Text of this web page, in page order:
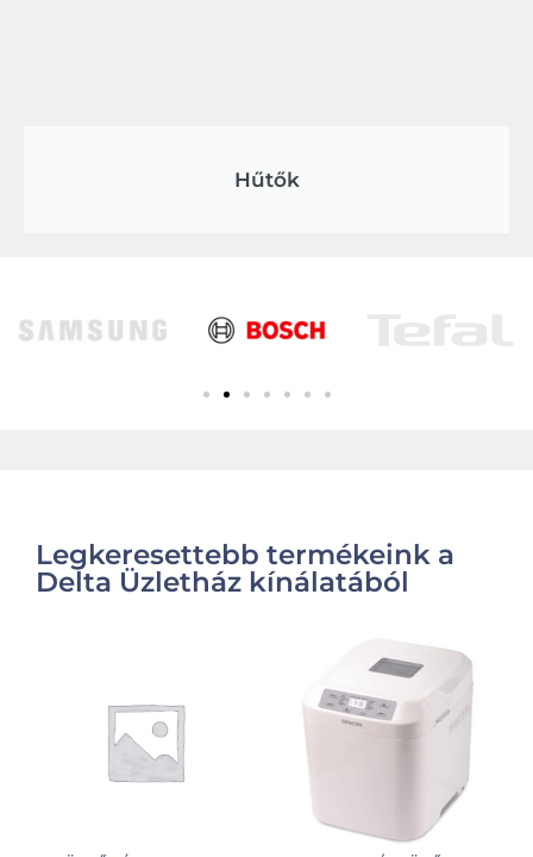
Hűtők
Legkeresettebb termékeink a
Delta Üzletház kínálatából